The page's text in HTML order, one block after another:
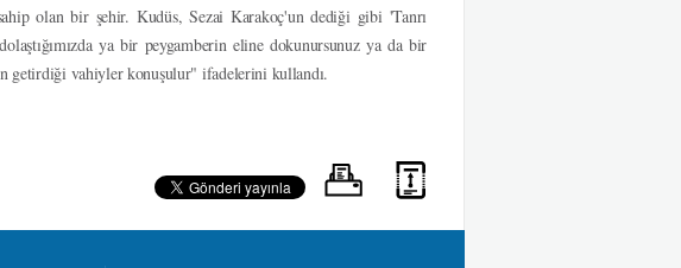
olan bir şehir. Kudüs, Sezai Karakoç'un dediği gibi 'Tanrı
ya bir peygamberin eline dokunursunuz ya da bir
getirdiği vahiyler konuşulur" ifadelerini kullandı.